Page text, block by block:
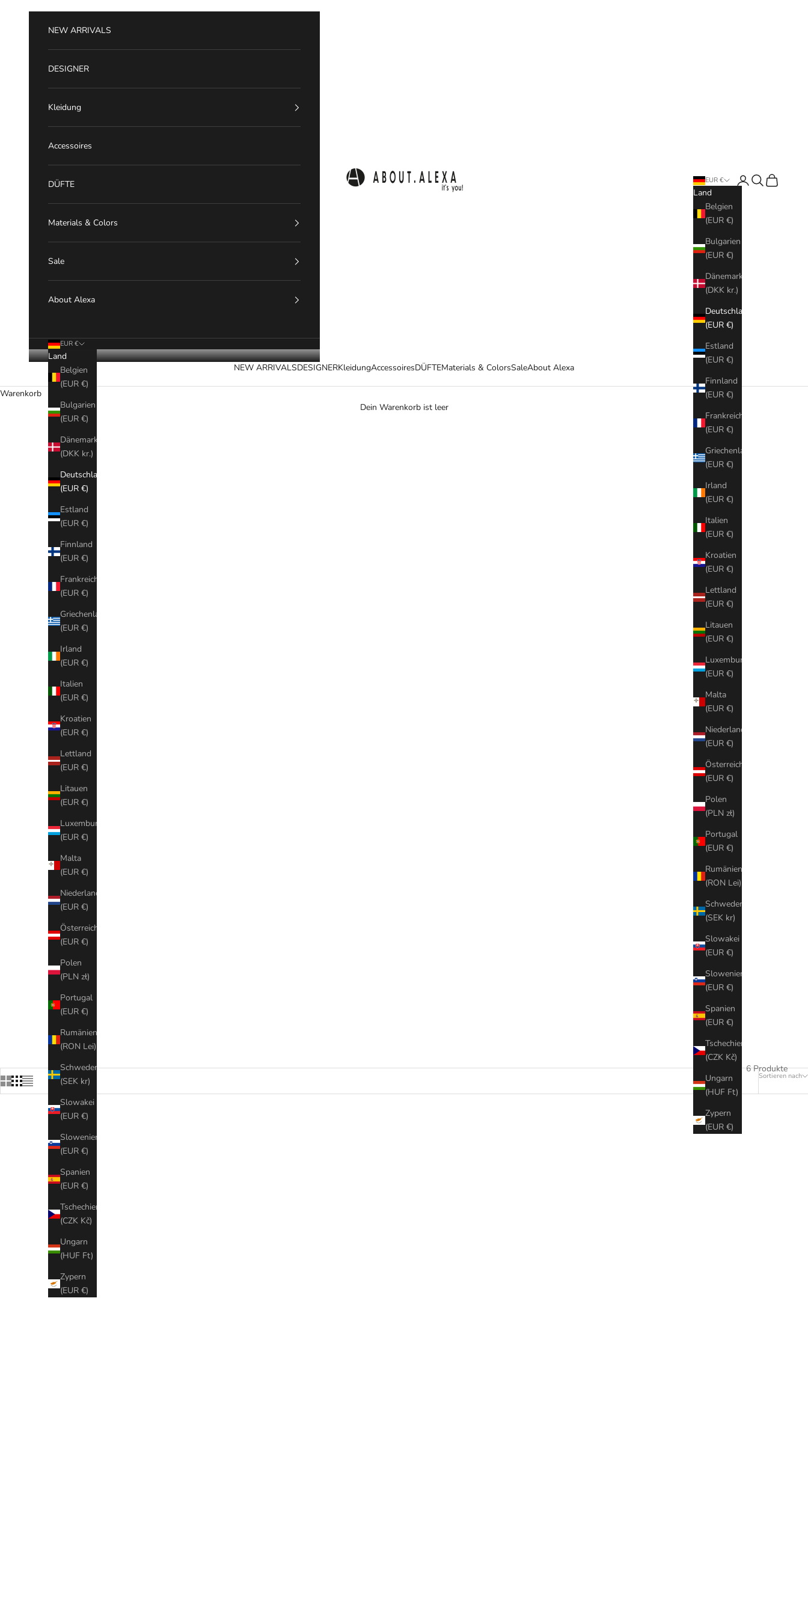
ABOUT.ALEXA
NEW ARRIVALSDESIGNERKleidungAccessoiresDÜFTEMaterials & ColorsSaleAbout Alexa
EUR €
Land
Belgien
(EUR €)
Bulgarien
(EUR €)
Dänemark
(DKK kr.)
Deutschland
(EUR €)
Estland
(EUR €)
Finnland
(EUR €)
Frankreich
(EUR €)
Griechenland
(EUR €)
Irland
(EUR €)
Italien
(EUR €)
Kroatien
(EUR €)
Lettland
(EUR €)
Litauen
(EUR €)
Luxemburg
(EUR €)
Malta
(EUR €)
Niederlande
(EUR €)
Österreich
(EUR €)
Polen
(PLN zł)
Portugal
(EUR €)
Rumänien
(RON Lei)
Schweden
(SEK kr)
Slowakei
(EUR €)
Slowenien
(EUR €)
Spanien
(EUR €)
Tschechien
(CZK Kč)
Ungarn
(HUF Ft)
Zypern
(EUR €)
Anmelden
SuchenWarenkorb
NEW ARRIVALS
DESIGNER
Kleidung
Accessoires
DÜFTE
Materials & Colors
Sale
About Alexa
EUR €
Land
Belgien
(EUR €)
Bulgarien
(EUR €)
Dänemark
(DKK kr.)
Deutschland
(EUR €)
Estland
(EUR €)
Finnland
(EUR €)
Frankreich
(EUR €)
Griechenland
(EUR €)
Irland
(EUR €)
Italien
(EUR €)
Kroatien
(EUR €)
Lettland
(EUR €)
Litauen
(EUR €)
Luxemburg
(EUR €)
Malta
(EUR €)
Niederlande
(EUR €)
Österreich
(EUR €)
Polen
(PLN zł)
Portugal
(EUR €)
Rumänien
(RON Lei)
Schweden
(SEK kr)
Slowakei
(EUR €)
Slowenien
(EUR €)
Spanien
(EUR €)
Tschechien
(CZK Kč)
Ungarn
(HUF Ft)
Zypern
(EUR €)
Warenkorb
Dein Warenkorb ist leer
Kallmeyer New York
Kallmeyer gegründet wurde. Seit ihrer Gründung im Jahr 2012 hat sich die Marke durch ihre
minimalistischen, aber dennoch kraftvollen Designs einen Namen gemacht. Kallmeyer kombiniert
Stil als auch Komfort schätzen.
Sortieren nach
6 Produkte